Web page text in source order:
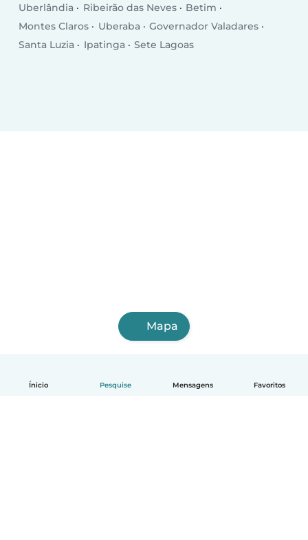
Ínicio Pesquise Mensagens Favoritos
Uberlândia
Ribeirão das Neves
Betim
Montes Claros
Uberaba
Governador Valadares
Santa Luzia
Ipatinga Sete Lagoas
Mapa